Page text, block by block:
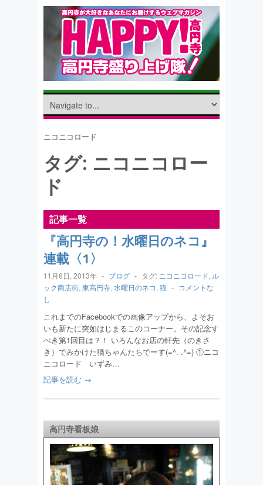
ニコニコロード
タグ: ニコニコロー
ド
記事一覧
『高円寺の！水曜日のネコ』
連載〈1〉
11月6日, 2013年 - ブログ - タグ: ニコニコロード, ル
ック商店街, 東高円寺, 水曜日のネコ, 猫 - コメントな
し
これまでのFacebookでの画像アップから、よそお
いも新たに突如はじまるこのコーナー。その記念す
べき第1回目は？！ いろんなお店の軒先（のきさ
き）でみかけた猫ちゃんたちでーす(=^. .^=) ①ニコ
ニコロード いずみ…
記事を読む →
高円寺看板娘